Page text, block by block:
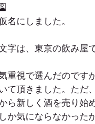
名にしました。
字は、東京の飲み
重視で選んだのです
て頂きました。ただ
ら新しく酒を売り始
か気にならなかった